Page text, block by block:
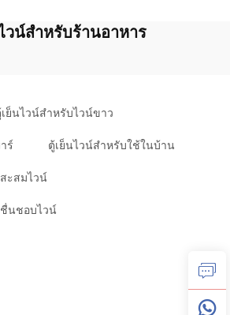
วน์สำหรับร้านอาหาร
ย็นไวน์สำหรับไวน์ขาว
ร์ ตู้เย็นไวน์สำหรับใช้ในบ้าน
ะสมไวน์
นชอบไวน์